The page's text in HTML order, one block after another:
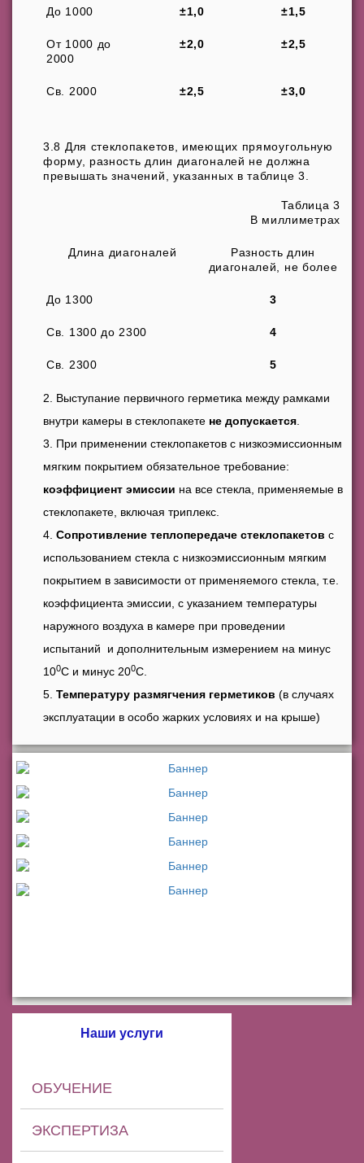
Наши услуги
ОБУЧЕНИЕ
ЭКСПЕРТИЗА
До 1000 ±1,0 ±1,5
От 1000 до
2000
±2,0 ±2,5
Св. 2000 ±2,5 ±3,0
3.8 Для стеклопакетов, имеющих прямоугольную
форму, разность длин диагоналей не должна
превышать значений, указанных в таблице 3.
Таблица 3
В миллиметрах
Длина диагоналей
Разность длин
диагоналей, не более
До 1300 3
Св. 1300 до 2300 4
Св. 2300 5
Выступание первичного герметика между рамками
внутри камеры в стеклопакете не допускается
При применении стеклопакетов с низкоэмиссионным
мягким покрытием обязательное требование:
коэффициент эмиссии на все стекла, применяемые в
стеклопакете, включая триплекс.
Сопротивление теплопередаче стеклопакетов с
использованием стекла с низкоэмиссионным мягким
покрытием в зависимости от применяемого стекла, т.е.
коэффициента эмиссии, с указанием температуры
наружного воздуха в камере при проведении
испытаний и дополнительным измерением на минус
100С и минус 200С.
Температуру размягчения герметиков (в случаях
эксплуатации в особо жарких условиях и на крыше)